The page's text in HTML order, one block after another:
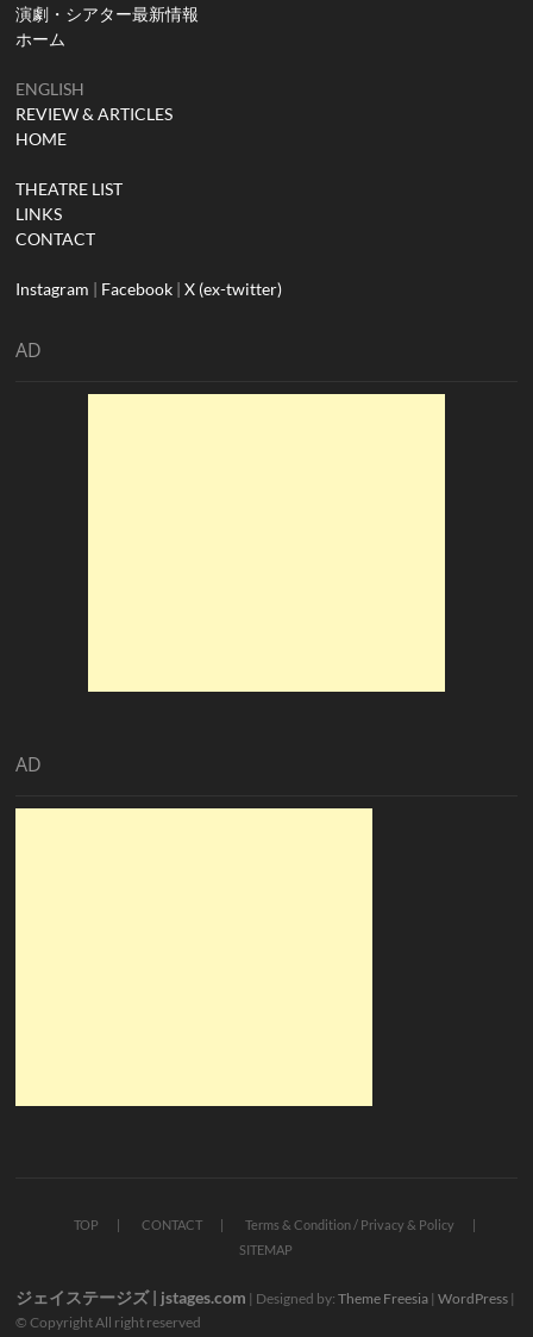
演劇・シアター最新情報
ホーム
ENGLISH
REVIEW & ARTICLES
HOME
THEATRE LIST
LINKS
CONTACT
Instagram | Facebook |X (ex-twitter)
AD
AD
TOP CONTACT
Terms & Condition / Privacy & Policy
SITEMAP
ジェイステージズ | jstages.com | Designed by:Theme Freesia |WordPress |
© Copyright All right reserved